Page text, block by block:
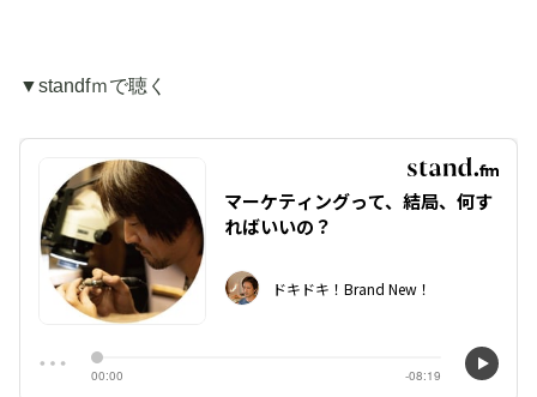
▼standfｍで聴く